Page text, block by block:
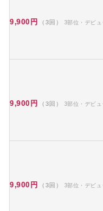
9,900円 （3回） 3部位・デビュ
9,900円 （3回） 3部位・デビュ
9,900円 （3回） 3部位・デビュ